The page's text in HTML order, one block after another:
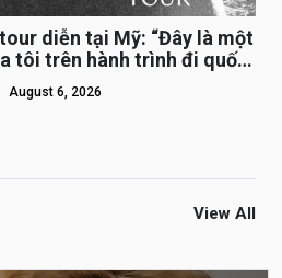
diễn tại Mỹ: “Đây là một
tôi trên hành trình đi quốc
August 6, 2026
View All